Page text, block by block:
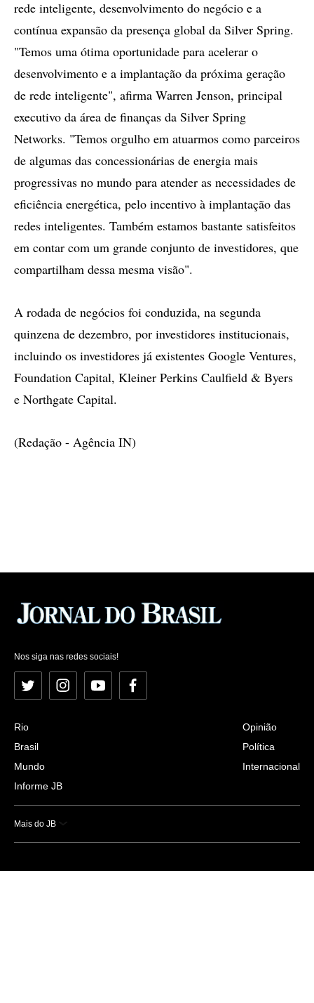
rede inteligente, desenvolvimento do negócio e a
contínua expansão da presença global da Silver Spring.
"Temos uma ótima oportunidade para acelerar o
desenvolvimento e a implantação da próxima geração
de rede inteligente", afirma Warren Jenson, principal
executivo da área de finanças da Silver Spring
Networks. "Temos orgulho em atuarmos como parceiros
de algumas das concessionárias de energia mais
progressivas no mundo para atender as necessidades de
eficiência energética, pelo incentivo à implantação das
redes inteligentes. Também estamos bastante satisfeitos
em contar com um grande conjunto de investidores, que
compartilham dessa mesma visão".
A rodada de negócios foi conduzida, na segunda
quinzena de dezembro, por investidores institucionais,
incluindo os investidores já existentes Google Ventures,
Foundation Capital, Kleiner Perkins Caulfield & Byers
e Northgate Capital.
(Redação - Agência IN)
Nos siga nas redes sociais!
Twitter InstagramYouTubeFacebook
Rio
Brasil
Mundo
Informe JB
Opinião
Política
Internacional
Mais do JB
Esportes